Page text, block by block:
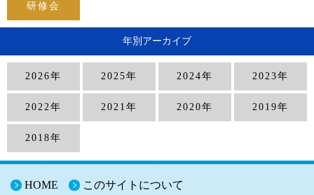
研修会
年別アーカイブ
2026年 2025年 2024年 2023年
2022年 2021年 2020年 2019年
2018年
HOME このサイトについて